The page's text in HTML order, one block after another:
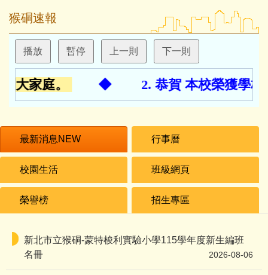
猴硐速報
播放 暫停 上一則 下一則
家庭。◆ 2. 恭賀 本校榮獲學校
目前選取公告：最新公告：1. 115學年度小一新生尚有名
最新消息NEW 行事曆
校園生活 班級網頁
榮譽榜 招生專區
新北市立猴硐-蒙特梭利實驗小學115學年度新生編班
名冊
2026-08-06